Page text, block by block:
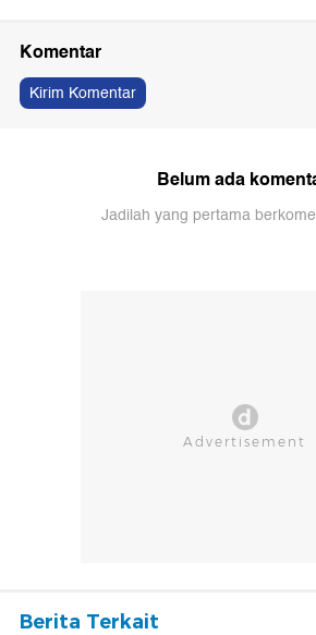
Komentar
Kirim Komentar
Belum ada
Jadilah yang pertama
Berita Terkait